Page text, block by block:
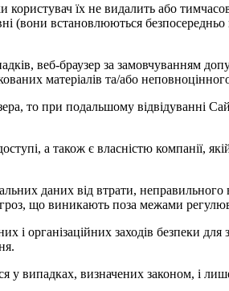
їх не видалить або
(вони встановлюються
веб-браузер за замовчуванням
матеріалів та/або
то при подальшому відвідуванні
а також є власністю компанії,
даних від втрати,
що виникають поза межами
і організаційних заходів безпеки для
випадках, визначених законом, і